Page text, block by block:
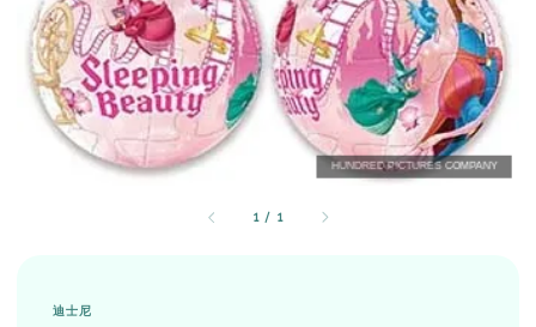
1 / 1
迪士尼